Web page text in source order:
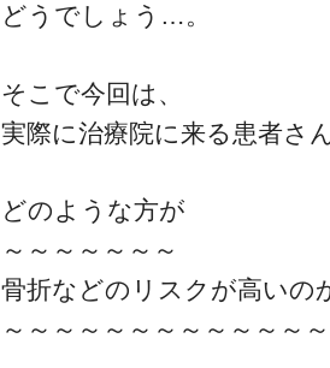
どうでしょう…。
そこで今回は、
実際に治療院に来る患者さ
どのような方が
～～～～～～～
骨折などのリスクが高いの
～～～～～～～～～～～～